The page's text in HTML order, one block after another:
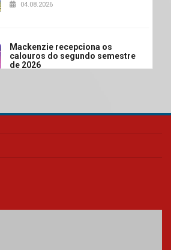
04.08.2026
Mackenzie recepciona os
calouros do segundo semestre
de 2026
Brasília prepara seus